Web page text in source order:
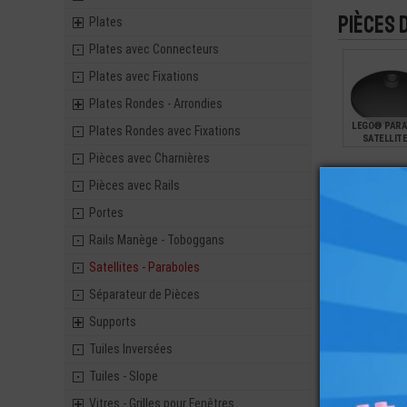
Plates
Plates avec Connecteurs
Plates avec Fixations
Plates Rondes - Arrondies
Plates Rondes avec Fixations
Pièces avec Charnières
Pièces avec Rails
Portes
Rails Manège - Toboggans
Satellites - Paraboles
Séparateur de Pièces
Supports
Tuiles Inversées
Tuiles - Slope
Vitres - Grilles pour Fenêtres
€
Pièces
LEGO®